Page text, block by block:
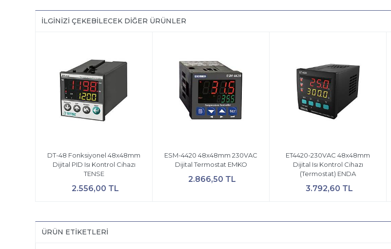
İLGINIZI ÇEKEBILECEK DIĞER ÜRÜNLER
DT-48 Fonksiyonel 48x48mm
Dijital PID Isı Kontrol Cihazı
TENSE
2.556,00 TL
ESM-4420 48x48mm 230VAC
Dijital Termostat EMKO
2.866,50 TL
ET4420-230VAC 48x48mm
Dijital Isı Kontrol Cihazı
(Termostat) ENDA
3.792,60 TL
ÜRÜN ETIKETLERI